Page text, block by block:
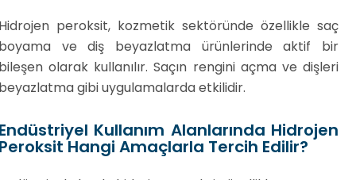
peroksit, kozmetik sektöründe özellikle saç
ve diş beyazlatma ürünlerinde aktif bir
olarak kullanılır. Saçın rengini açma ve dişleri
gibi uygulamalarda etkilidir.
Kullanım Alanlarında Hidrojen
Hangi Amaçlarla Tercih Edilir?